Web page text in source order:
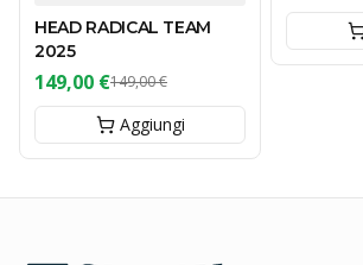
HEAD RADICAL TEAM
2025
149,00 €149,00 €
Aggiungi